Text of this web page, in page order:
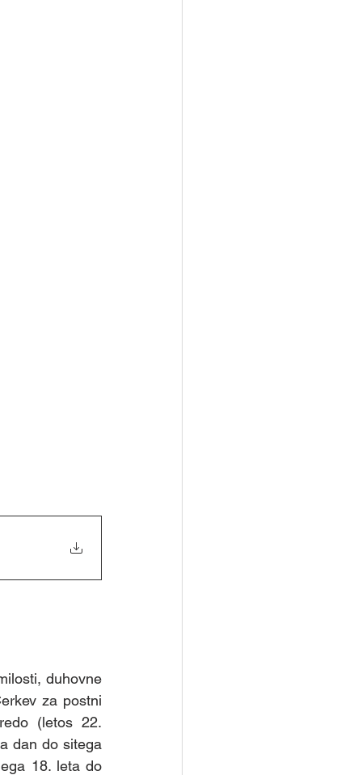
duhovne
za postni
(letos 22.
dan do sitega
18. leta do